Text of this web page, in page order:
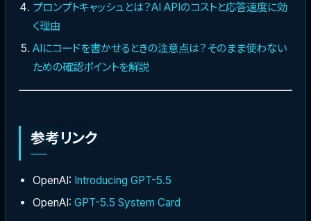
プロンプトキャッシュとは？AI APIのコストと応答速度に効
く理由
AIにコードを書かせるときの注意点は？そのまま使わない
ための確認ポイントを解説
参考リンク
OpenAI: Introducing GPT-5.5
OpenAI: GPT-5.5 System Card